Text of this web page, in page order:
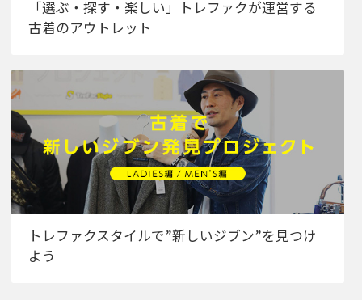
「選ぶ・探す・楽しい」トレファクが運営する
古着のアウトレット
トレファクスタイルで”新しいジブン”を見つけ
よう